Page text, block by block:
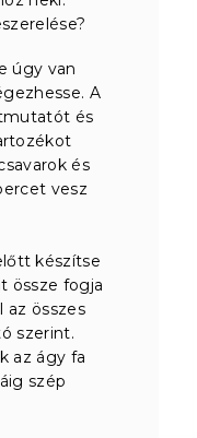
úgy van
A
és
és
vesz
készítse
össze fogja
az összes
szerint.
az ágy fa
szép